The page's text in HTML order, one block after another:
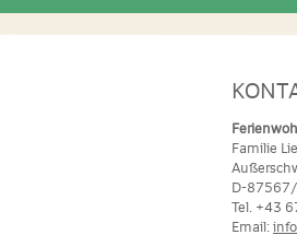
Familie
D-87567/
Tel. +43
Email: